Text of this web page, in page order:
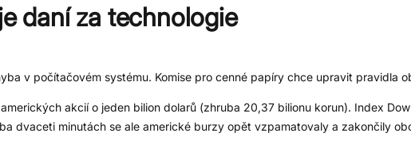
daní za technologie
v počítačovém systému. Komise pro cenné papíry chce upravit pravidla
akcií o jeden bilion dolarů (zhruba 20,37 bilionu korun). Index
dvaceti minutách se ale americké burzy opět vzpamatovaly a zakončily